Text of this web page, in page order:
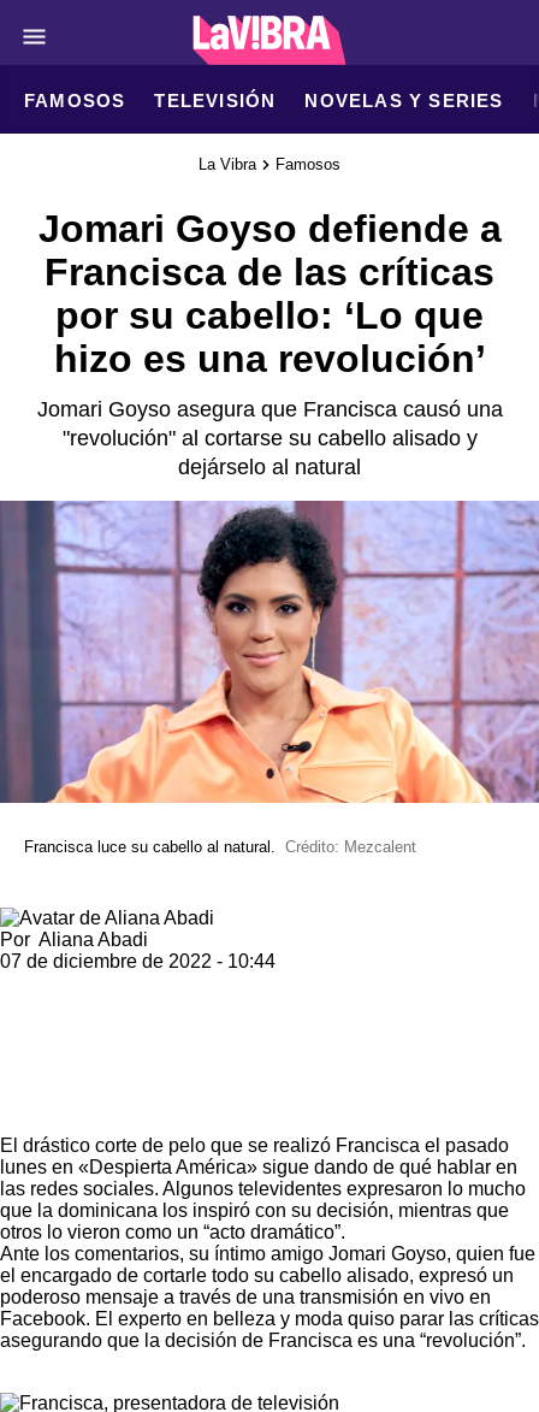
FAMOSOS TELEVISIÓN NOVELAS Y SERIES
La Vibra Famosos
Jomari Goyso defiende a
Francisca de las críticas
por su cabello: ‘Lo que
hizo es una revolución’
Jomari Goyso asegura que Francisca causó una
"revolución" al cortarse su cabello alisado y
dejárselo al natural
Francisca luce su cabello al natural. Crédito: Mezcalent
Por Aliana Abadi
07 de diciembre de 2022 - 10:44
El drástico corte de pelo que se realizó Francisca el pasado
lunes en «Despierta América» sigue dando de qué hablar en
las redes sociales. Algunos televidentes expresaron lo mucho
que la dominicana los inspiró con su decisión, mientras que
otros lo vieron como un “acto dramático”.
Ante los comentarios, su íntimo amigo Jomari Goyso, quien fue
el encargado de cortarle todo su cabello alisado, expresó un
poderoso mensaje a través de una transmisión en vivo en
Facebook. El experto en belleza y moda quiso parar las críticas
asegurando que la decisión de Francisca es una “revolución”.